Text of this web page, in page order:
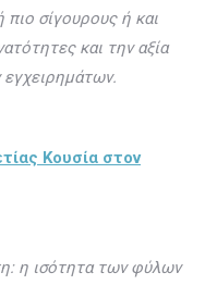
σίγουρους ή και
και την αξία
εγχειρημάτων.
Κουσία στον
η ισότητα των φύλων